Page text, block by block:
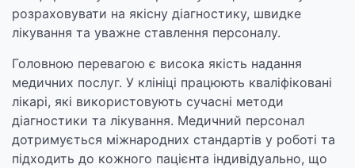
розраховувати на якісну діагностику, швидке
лікування та уважне ставлення персоналу.
Головною перевагою є висока якість надання
медичних послуг. У клініці працюють кваліфіковані
лікарі, які використовують сучасні методи
діагностики та лікування. Медичний персонал
дотримується міжнародних стандартів у роботі та
підходить до кожного пацієнта індивідуально, що